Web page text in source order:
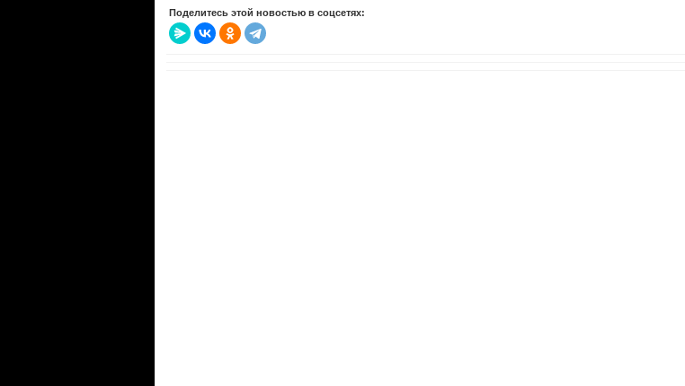
Поделитесь этой новостью в соцсетях: